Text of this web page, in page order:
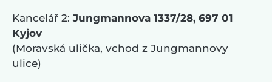
Kancelář 2: Jungmannova 1337/28, 697 01
Kyjov
(Moravská ulička, vchod z Jungmannovy
ulice)